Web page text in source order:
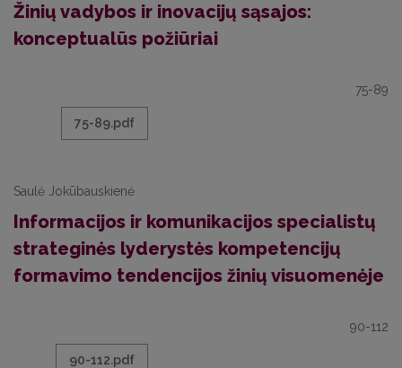
Žinių vadybos ir inovacijų sąsajos:
konceptualūs požiūriai
75-89
75-89.pdf
Saulė Jokūbauskienė
Informacijos ir komunikacijos specialistų
strateginės lyderystės kompetencijų
formavimo tendencijos žinių visuomenėje
90-112
90-112.pdf